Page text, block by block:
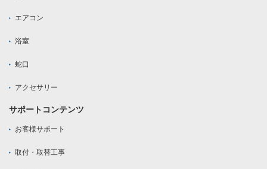
エアコン
浴室
蛇口
アクセサリー
サポートコンテンツ
お客様サポート
取付・取替工事